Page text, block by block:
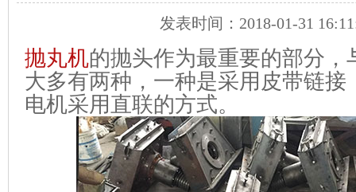
发表时间：2018-01-31
抛丸机的抛头作为最重要的部分，
大多有两种，一种是采用皮带链接
电机采用直联的方式。